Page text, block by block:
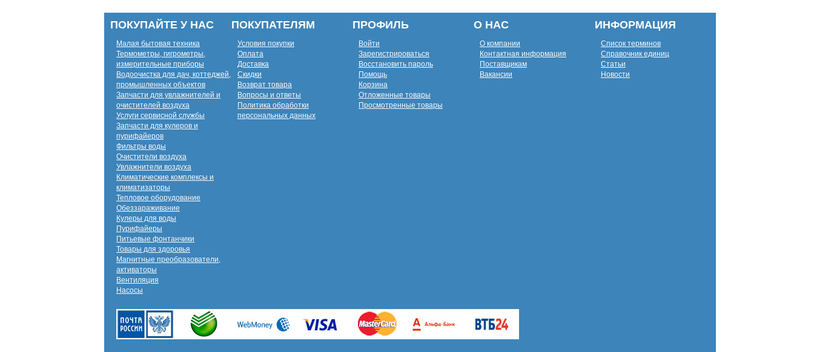
ПОКУПАЙТЕ У НАС
Малая бытовая техника
Термометры, гигрометры,
измерительные приборы
Водоочистка для дач, коттеджей,
промышленных объектов
Запчасти для увлажнителей и
очистителей воздуха
Услуги сервисной службы
Запчасти для кулеров и
пурифайеров
Фильтры воды
Очистители воздуха
Увлажнители воздуха
Климатические комплексы и
климатизаторы
Тепловое оборудование
Обеззараживание
Кулеры для воды
Пурифайеры
Питьевые фонтанчики
Товары для здоровья
Магнитные преобразователи,
активаторы
Вентиляция
Насосы
ПОКУПАТЕЛЯМ
Условия покупки
Оплата
Доставка
Скидки
Возврат товара
Вопросы и ответы
Политика обработки
персональных данных
ПРОФИЛЬ
Войти
Зарегистрироваться
Восстановить пароль
Помощь
Корзина
Отложенные товары
Просмотренные товары
О НАС
О компании
Контактная информация
Поставщикам
Вакансии
ИНФОРМАЦИЯ
Список терминов
Справочник единиц
Статьи
Новости